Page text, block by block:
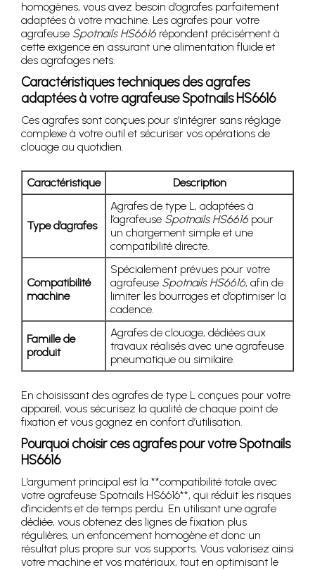
homogènes, vous avez besoin d’agrafes parfaitement
adaptées à votre machine. Les agrafes pour votre
agrafeuse Spotnails HS6616 répondent précisément à
cette exigence en assurant une alimentation fluide et
des agrafages nets.
Caractéristiques techniques des agrafes
adaptées à votre agrafeuse Spotnails HS6616
Ces agrafes sont conçues pour s’intégrer sans réglage
complexe à votre outil et sécuriser vos opérations de
clouage au quotidien.
Caractéristique Description
Type d’agrafes
Agrafes de type L, adaptées à
l’agrafeuse Spotnails HS6616 pour
un chargement simple et une
compatibilité directe.
Compatibilité
machine
Spécialement prévues pour votre
agrafeuse Spotnails HS6616, afin de
limiter les bourrages et d’optimiser la
cadence.
Famille de
produit
Agrafes de clouage, dédiées aux
travaux réalisés avec une agrafeuse
pneumatique ou similaire.
En choisissant des agrafes de type L conçues pour votre
appareil, vous sécurisez la qualité de chaque point de
fixation et vous gagnez en confort d’utilisation.
Pourquoi choisir ces agrafes pour votre Spotnails
HS6616
L’argument principal est la **compatibilité totale avec
votre agrafeuse Spotnails HS6616**, qui réduit les risques
d’incidents et de temps perdu. En utilisant une agrafe
dédiée, vous obtenez des lignes de fixation plus
régulières, un enfoncement homogène et donc un
résultat plus propre sur vos supports. Vous valorisez ainsi
votre machine et vos matériaux, tout en optimisant le